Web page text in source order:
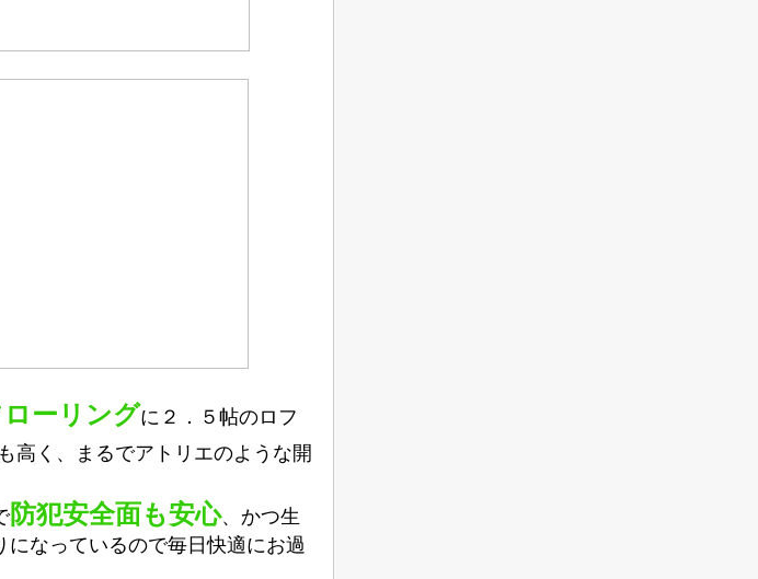
ローリングに２．５帖のロフ
高く、まるでアトリエのような開
防犯安全面も安心、かつ生
になっているので毎日快適にお過